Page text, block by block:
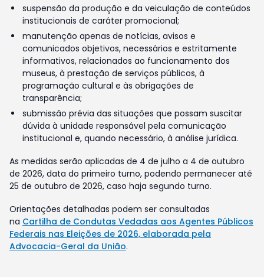
suspensão da produção e da veiculação de conteúdos
institucionais de caráter promocional;
manutenção apenas de notícias, avisos e
comunicados objetivos, necessários e estritamente
informativos, relacionados ao funcionamento dos
museus, à prestação de serviços públicos, à
programação cultural e às obrigações de
transparência;
submissão prévia das situações que possam suscitar
dúvida à unidade responsável pela comunicação
institucional e, quando necessário, à análise jurídica.
As medidas serão aplicadas de 4 de julho a 4 de outubro
de 2026, data do primeiro turno, podendo permanecer até
25 de outubro de 2026, caso haja segundo turno.
Orientações detalhadas podem ser consultadas
na Cartilha de Condutas Vedadas aos Agentes Públicos
Federais nas Eleições de 2026, elaborada pela
Advocacia-Geral da União.